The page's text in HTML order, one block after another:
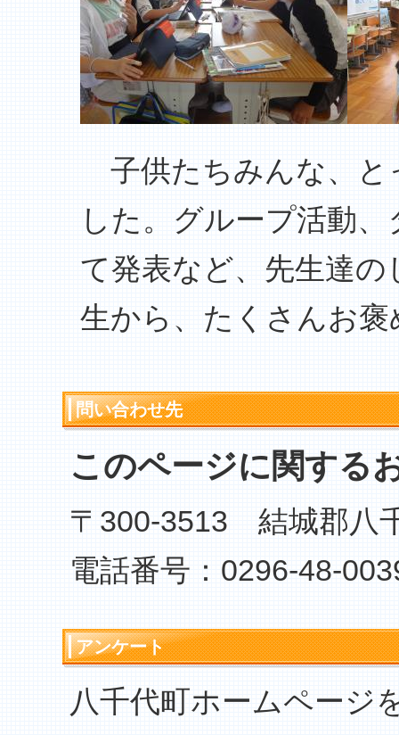
子供たちみんな、と
した。グループ活動
て発表など、先生達
生から、たくさんお
問い合わせ先
このページに関する
〒300-3513 結城郡八
電話番号：0296-48-
アンケート
八千代町ホームページ